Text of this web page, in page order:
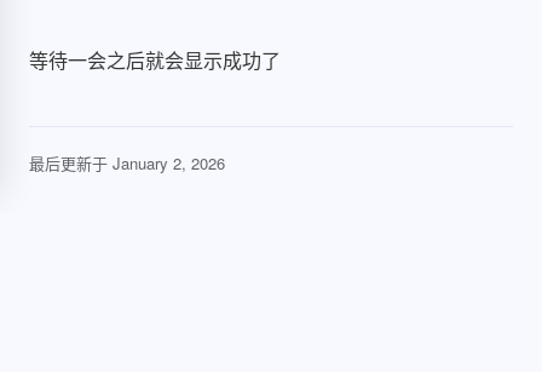
等待一会之后就会显示成功了
最后更新于 January 2, 2026